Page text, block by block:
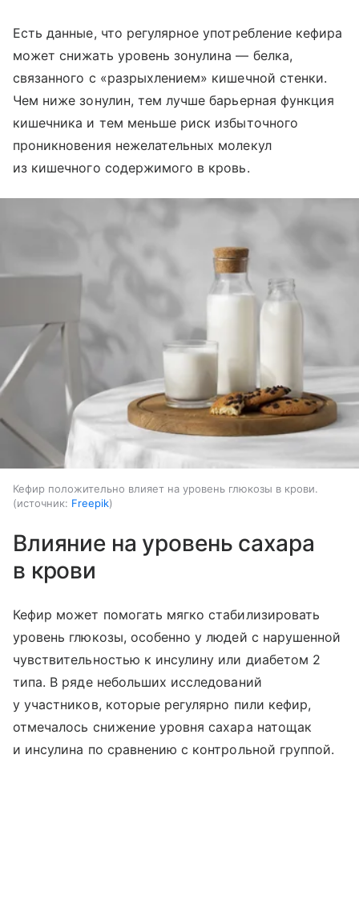
Есть данные, что регулярное употребление кефира
может снижать уровень зонулина — белка,
связанного с «разрыхлением» кишечной стенки.
Чем ниже зонулин, тем лучше барьерная функция
кишечника и тем меньше риск избыточного
проникновения нежелательных молекул
из кишечного содержимого в кровь.
Кефир положительно влияет на уровень глюкозы в крови.
источник: Freepik
Влияние на уровень сахара
в крови
Кефир может помогать мягко стабилизировать
уровень глюкозы, особенно у людей с нарушенной
чувствительностью к инсулину или диабетом 2
типа. В ряде небольших исследований
у участников, которые регулярно пили кефир,
отмечалось снижение уровня сахара натощак
и инсулина по сравнению с контрольной группой.